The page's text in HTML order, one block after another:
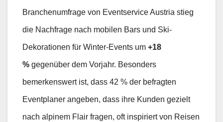
Branchenumfrage von Eventservice Austria stieg
die Nachfrage nach mobilen Bars und Ski-
Dekorationen für Winter-Events um +18
% gegenüber dem Vorjahr. Besonders
bemerkenswert ist, dass 42 % der befragten
Eventplaner angeben, dass ihre Kunden gezielt
nach alpinem Flair fragen, oft inspiriert von Reisen